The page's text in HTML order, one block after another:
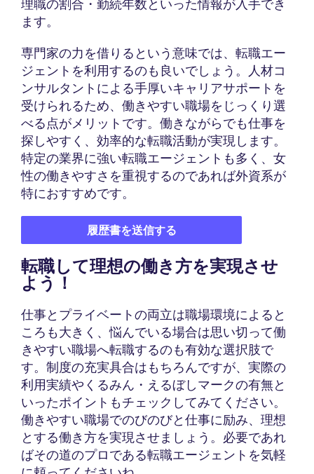
理職の割合・勤続年数といった情報が入手でき
ます。
専門家の力を借りるという意味では、転職エー
ジェントを利用するのも良いでしょう。人材コ
ンサルタントによる手厚いキャリアサポートを
受けられるため、働きやすい職場をじっくり選
べる点がメリットです。働きながらでも仕事を
探しやすく、効率的な転職活動が実現します。
特定の業界に強い転職エージェントも多く、女
性の働きやすさを重視するのであれば外資系が
特におすすめです。
履歴書を送信する
転職して理想の働き方を実現させ
よう！
仕事とプライベートの両立は職場環境によると
ころも大きく、悩んでいる場合は思い切って働
きやすい職場へ転職するのも有効な選択肢で
す。制度の充実具合はもちろんですが、実際の
利用実績やくるみん・えるぼしマークの有無と
いったポイントもチェックしてみてください。
働きやすい職場でのびのびと仕事に励み、理想
とする働き方を実現させましょう。必要であれ
ばその道のプロである転職エージェントを気軽